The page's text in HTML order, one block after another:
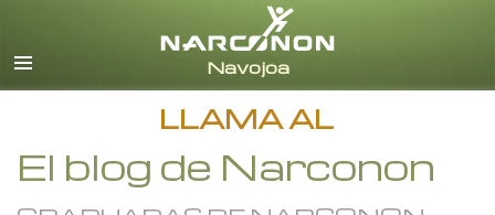
Español
Todas las Regiones/Idiomas
LLAMA AL
El blog de Narconon